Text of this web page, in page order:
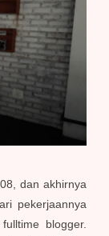
dan akhirnya
pekerjaannya
blogger.